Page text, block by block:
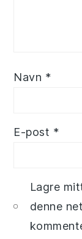
Navn *
E-post *
Lagre
denne